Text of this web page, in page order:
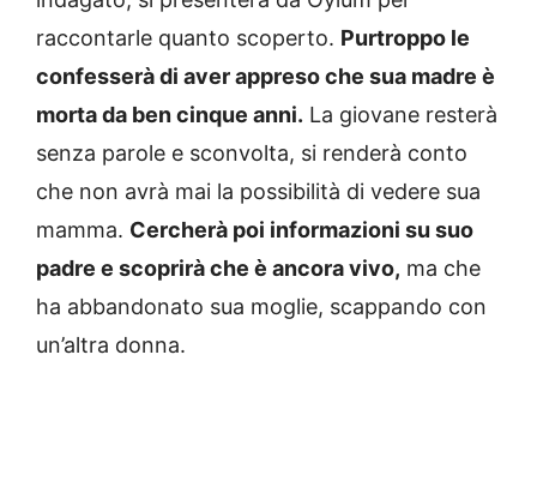
raccontarle quanto scoperto. Purtroppo le
confesserà di aver appreso che sua madre è
morta da ben cinque anni. La giovane resterà
senza parole e sconvolta, si renderà conto
che non avrà mai la possibilità di vedere sua
mamma. Cercherà poi informazioni su suo
padre e scoprirà che è ancora vivo, ma che
ha abbandonato sua moglie, scappando con
un’altra donna.